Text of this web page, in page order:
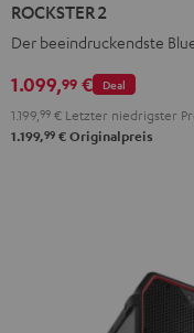
ROCKSTER 2
Der beeindruckendste
Deal
1.099,99 €
1.199,99 € Letzter niedrigster
1.199,99 € Originalpreis